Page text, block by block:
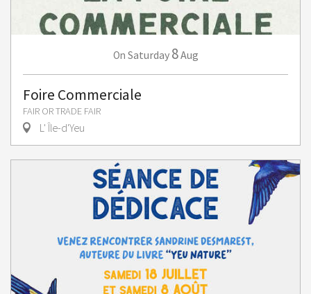
On Saturday 8Aug
Foire Commerciale
FAIR OR TRADE FAIR
L' Île-d'Yeu